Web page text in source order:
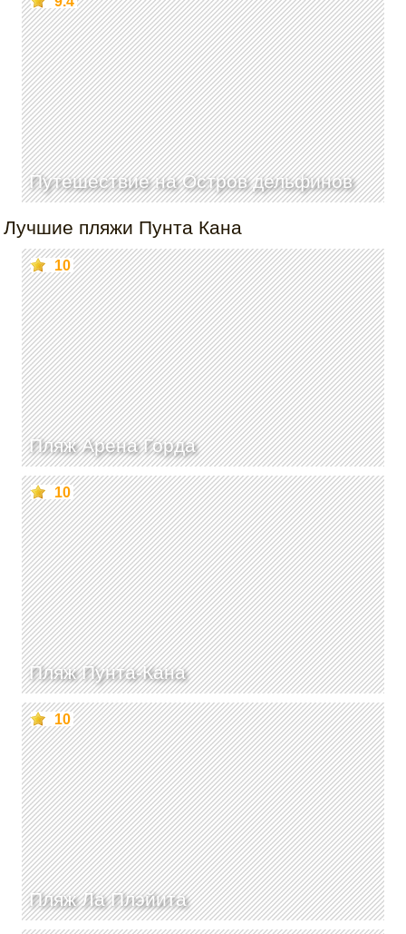
Путешествие на Остров дельфинов
Лучшие пляжи Пунта Кана
Пляж Арена Горда
10
Пляж Пунта-Кана
10
Пляж Ла Плэйита
10